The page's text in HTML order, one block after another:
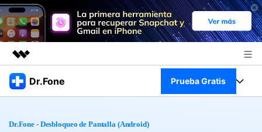
Productos destacados
Dr.Fone Prueba Gratis
Dr.Fone - Desbloqueo de Pantalla (Android)